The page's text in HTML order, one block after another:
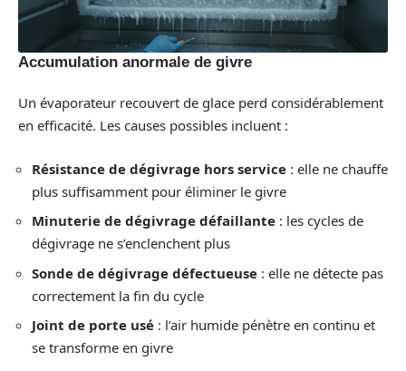
Accumulation anormale de givre
Un évaporateur recouvert de glace perd considérablement
en efficacité. Les causes possibles incluent :
Résistance de dégivrage hors service : elle ne chauffe
plus suffisamment pour éliminer le givre
Minuterie de dégivrage défaillante : les cycles de
dégivrage ne s’enclenchent plus
Sonde de dégivrage défectueuse : elle ne détecte pas
correctement la fin du cycle
Joint de porte usé : l’air humide pénètre en continu et
se transforme en givre